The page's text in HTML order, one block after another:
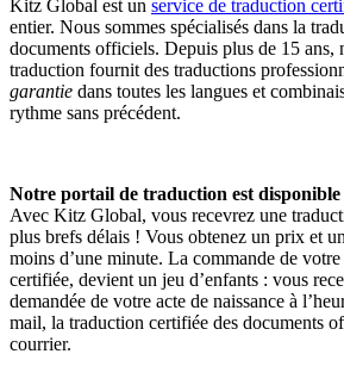
Kitz Global est un service de traduction
entier. Nous sommes spécialisés dans la
documents officiels. Depuis plus de 15 ans,
traduction fournit des traductions
garantie dans toutes les langues et
rythme sans précédent.
Notre portail de traduction est disponible
Avec Kitz Global, vous recevrez une
plus brefs délais ! Vous obtenez un prix et
moins d’une minute. La commande de
certifiée, devient un jeu d’enfants : vous
demandée de votre acte de naissance à
mail, la traduction certifiée des documents
courrier.